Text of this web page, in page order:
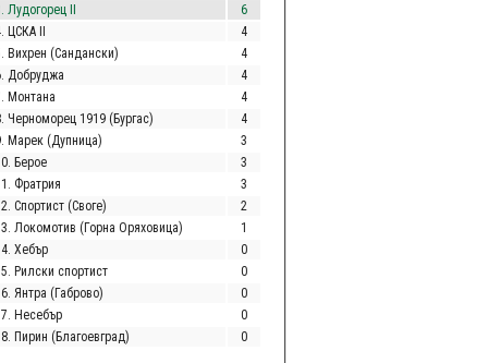
Лудогорец II
6
ЦСКА II
4
Вихрен (Сандански)
4
Добруджа
4
Монтана
4
Черноморец 1919 (Бургас)
4
Марек (Дупница)
3
Берое
3
Фратрия
3
Спортист (Своге)
2
Локомотив (Горна Оряховица)
1
Хебър
0
Рилски спортист
0
Янтра (Габрово)
0
Несебър
0
Пирин (Благоевград)
0